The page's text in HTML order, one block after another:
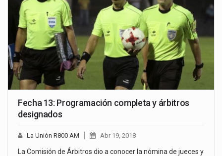
Fecha 13: Programación completa y árbitros
designados
La Unión R800 AM Abr 19, 2018
La Comisión de Árbitros dio a conocer la nómina de jueces y